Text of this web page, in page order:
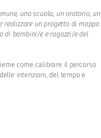
una scuola, un oratorio, un
realizzare un progetto di mappa
di bambini/e e ragazzi/e del
come calibrare il percorso
intenzioni, del tempo e